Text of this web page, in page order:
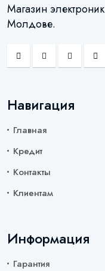
Магазин
Молдове.
Навигация
Главная
Кредит
Контакты
Клиентам
Информация
Гарантия